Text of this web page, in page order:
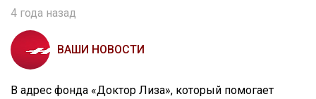
4 года назад
ВАШИ НОВОСТИ
В адрес фонда «Доктор Лиза», который помогает